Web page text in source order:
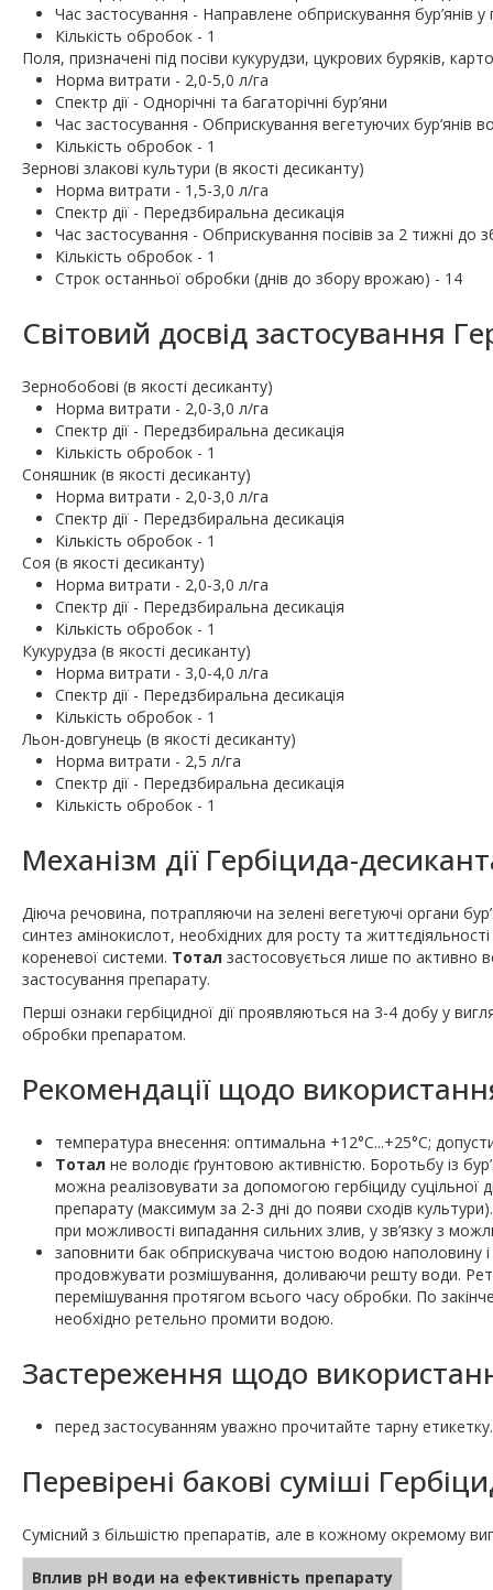
Час застосування - Направлене обприскування бур’янів
Кількість обробок - 1
Поля, призначені під посіви кукурудзи, цукрових буряків,
Норма витрати - 2,0-5,0 л/га
Спектр дії - Однорічні та багаторічні бур’яни
Час застосування - Обприскування вегетуючих бур’янів
Кількість обробок - 1
Зернові злакові культури (в якості десиканту)
Норма витрати - 1,5-3,0 л/га
Спектр дії - Передзбиральна десикація
Час застосування - Обприскування посівів за 2 тижні до
Кількість обробок - 1
Строк останньої обробки (днів до збору врожаю) - 14
Світовий досвід застосування
Зернобобові (в якості десиканту)
Норма витрати - 2,0-3,0 л/га
Спектр дії - Передзбиральна десикація
Кількість обробок - 1
Соняшник (в якості десиканту)
Норма витрати - 2,0-3,0 л/га
Спектр дії - Передзбиральна десикація
Кількість обробок - 1
Соя (в якості десиканту)
Норма витрати - 2,0-3,0 л/га
Спектр дії - Передзбиральна десикація
Кількість обробок - 1
Кукурудза (в якості десиканту)
Норма витрати - 3,0-4,0 л/га
Спектр дії - Передзбиральна десикація
Кількість обробок - 1
Льон-довгунець (в якості десиканту)
Норма витрати - 2,5 л/га
Спектр дії - Передзбиральна десикація
Кількість обробок - 1
Механізм дії Гербіцида-
Діюча речовина, потрапляючи на зелені вегетуючі органи
синтез амінокислот, необхідних для росту та
кореневої системи. Тотал застосовується лише по активно
застосування препарату.
Перші ознаки гербіцидної дії проявляються на 3-4 добу у
обробки препаратом.
Рекомендації щодо
температура внесення: оптимальна +12°С...+25°С;
Тотал не володіє ґрунтовою активністю. Боротьбу із
можна реалізовувати за допомогою гербіциду
препарату (максимум за 2-3 дні до появи сходів
при можливості випадання сильних злив, у зв’язку з
заповнити бак обприскувача чистою водою наполовину і
продовжувати розмішування, доливаючи решту води.
перемішування протягом всього часу обробки. По
необхідно ретельно промити водою.
Застереження щодо
перед застосуванням уважно прочитайте тарну етикетку.
Перевірені бакові суміші
Сумісний з більшістю препаратів, але в кожному окремому
Вплив pH води на ефективність препарату